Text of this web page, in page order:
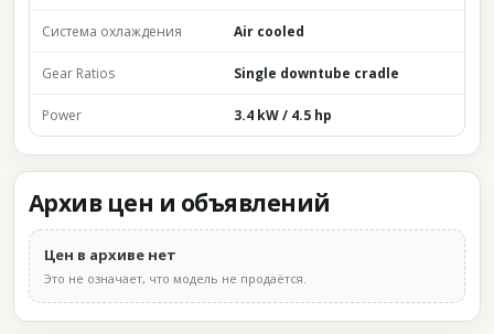
Система охлаждения Air cooled
Gear Ratios Single downtube cradle
Power 3.4 kW / 4.5 hp
Архив цен и объявлений
Цен в архиве нет
Это не означает, что модель не продаётся.